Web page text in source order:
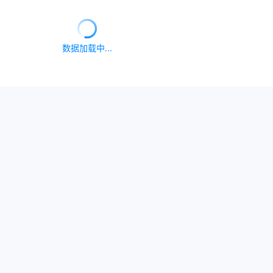
上海车展神秘豪车来啦！有钱人的豪
车原来是这样的~